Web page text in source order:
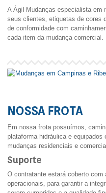
A Ágil Mudanças especialista em
seus clientes, etiquetas de cores
de conformidade com
cada item da mudança comercial.
NOSSA FROTA
Em nossa frota possuímos,
plataforma hidráulica e
mudanças residenciais e
Suporte
O contratante estará coberto com
operacionais, para garantir a